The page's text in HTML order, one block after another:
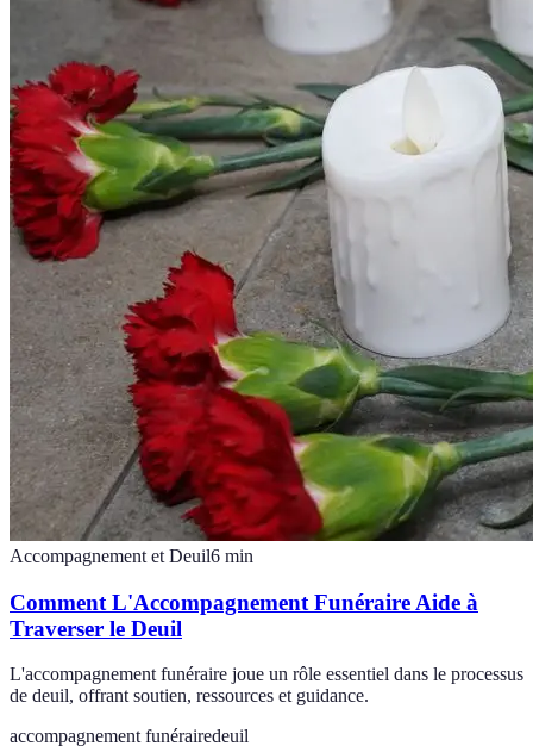
Accompagnement et Deuil6 min
Comment L'Accompagnement Funéraire Aide à
Traverser le Deuil
L'accompagnement funéraire joue un rôle essentiel dans le processus
de deuil, offrant soutien, ressources et guidance.
accompagnement funérairedeuil